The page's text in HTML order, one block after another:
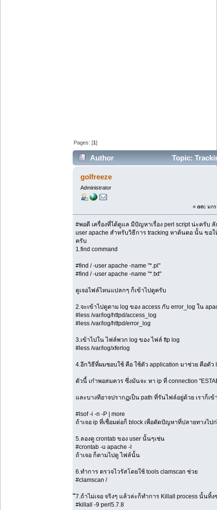
Pages: [1]
Author
Topic:
112178 times)
golfreeze
Administrator
« on: มก
#พอดี เครื่องที่ได้ดูแล มีปัญหาเรื่อง perl script น่ะครับ
user apache สำหรับวิธีการ tracking หาต้นตอ นั้น ขอ
ครับ
1.find command
#find / -user apache -name "*.pl"
#find / -user apache -name "*.txt"
ดูเจอไฟล์ไหนแปลกๆ ก็เข้าไปดูครับ
2.จะเข้าไปดูตาม log ของ access กับ error_log ใน
#less /var/log/httpd/access_log
#less /var/log/httpd/error_log
3.เข้าไปใน ไฟล์พวก log ของ ไฟล์ ftp log
#less /var/log/xferlog
4.อีกวิธีที่ผมชอบใช้ คือ ใช้ตัว application มาช่วย คือตัว
ตัวนี้ เก๋าพอสมควร ซึ่งมันจะ หา ip ที่ connection
และบางทีอาจปรากฏเป็น path ที่รันไฟล์อยู่ด้วย เราก็เข้
#lsof -i -n -P | more
ถ้าเจอ ip ที่เชื่อมต่อก็ block เพื่อตัดปัญหาที่ปลายทางไป
5.ลองดู crontab ของ user นั้นๆเช่น
#crontab -u apache -l
ถ้าเจอ ก็ตามไปดู ไฟล์นั้น
6.ทำการ ตรวจไวรัสโดยใช้ tools clamscan ช่วย
#clamscan /
7.ถ้าไม่เจอ จริงๆ แล้วล่ะก็ทำการ Killall process นั้นทิ้ง
#killall -9 perl5.7.8